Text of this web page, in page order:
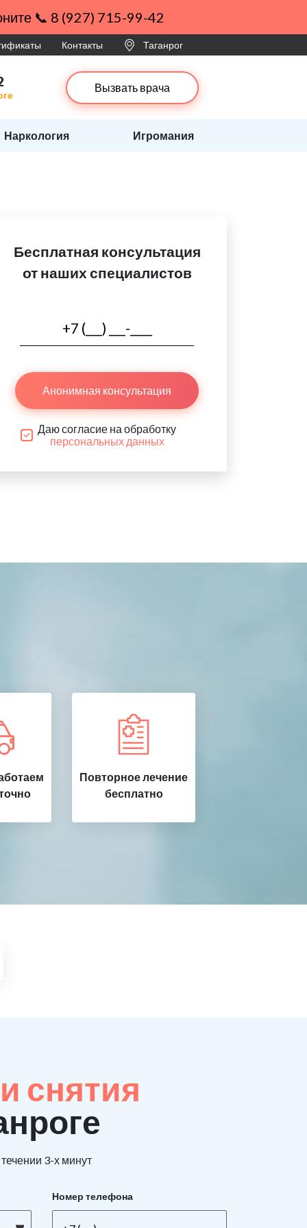
📞 8 (927) 715-99-42
Контакты Таганрог
Вызвать врача
Наркология Игромания
Бесплатная консультация
от наших специалистов
Анонимная консультация
Даю согласие на обработку
персональных данных
Повторное лечение
бесплатно
снятия
3-х минут
Номер телефона